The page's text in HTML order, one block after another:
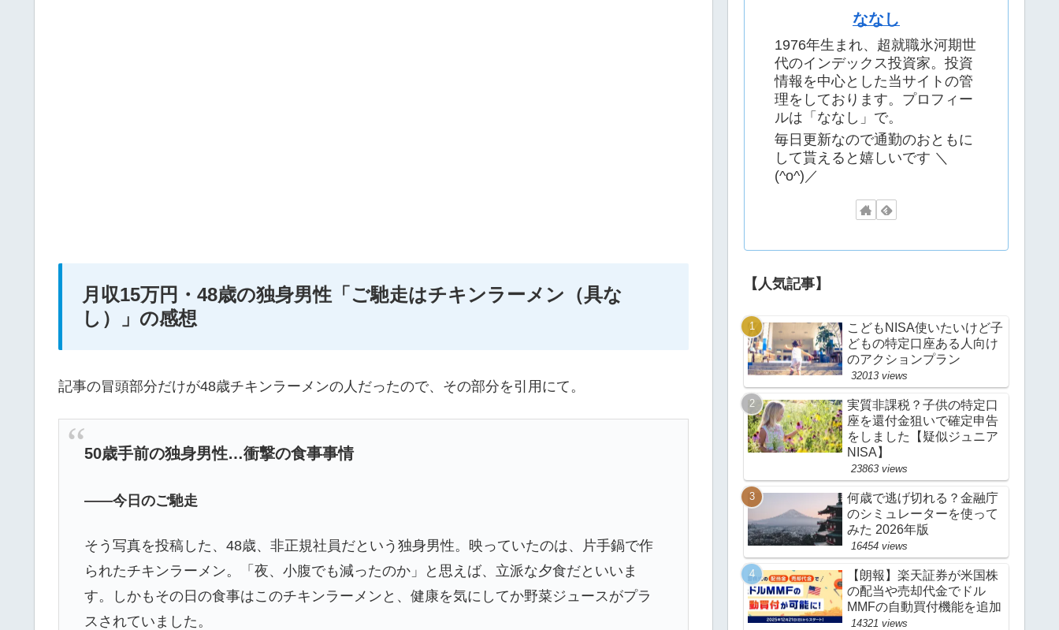
月収15万円・48歳の独身男性「ご馳走はチキンラーメン（具な
し）」の感想
記事の冒頭部分だけが48歳チキンラーメンの人だったので、その部分を引用にて。
50歳手前の独身男性…衝撃の食事事情
――今日のご馳走
そう写真を投稿した、48歳、非正規社員だという独身男性。映っていたのは、片手鍋で作
られたチキンラーメン。「夜、小腹でも減ったのか」と思えば、立派な夕食だといいま
す。しかもその日の食事はこのチキンラーメンと、健康を気にしてか野菜ジュースがプラ
スされていました。
ななし
1976年生まれ、超就職氷河期世
代のインデックス投資家。投資
情報を中心とした当サイトの管
理をしております。プロフィー
ルは「ななし」で。
毎日更新なので通勤のおともに
して貰えると嬉しいです ＼
(^o^)／
【人気記事】
こどもNISA使いたいけど子
どもの特定口座ある人向け
のアクションプラン
32013 views
実質非課税？子供の特定口
座を還付金狙いで確定申告
をしました【疑似ジュニア
NISA】
23863 views
何歳で逃げ切れる？金融庁
のシミュレーターを使って
みた 2026年版
16454 views
【朗報】楽天証券が米国株
の配当や売却代金でドル
MMFの自動買付機能を追加
14321 views